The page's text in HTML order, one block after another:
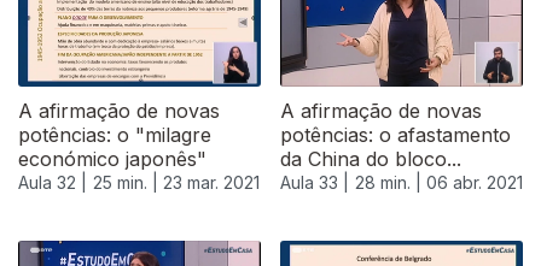
A afirmação de novas
potências: o "milagre
económico japonês"
Aula 32 | 25 min. | 23 mar. 2021
A afirmação de novas
potências: o afastamento
da China do bloco...
Aula 33 | 28 min. | 06 abr. 2021
536652